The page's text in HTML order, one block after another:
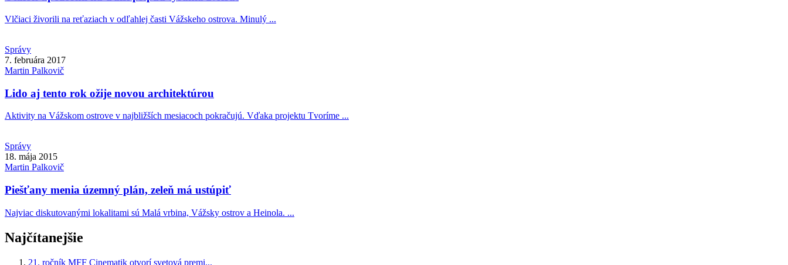
Vlčiaci živorili na reťaziach v odľahlej časti Vážskeho ostrova. Minulý ...
Správy
7. februára 2017
Martin Palkovič
Lido aj tento rok ožije novou architektúrou
Aktivity na Vážskom ostrove v najbližších mesiacoch pokračujú. Vďaka projektu Tvoríme ...
Správy
18. mája 2015
Martin Palkovič
Piešťany menia územný plán, zeleň má ustúpiť
Najviac diskutovanými lokalitami sú Malá vrbina, Vážsky ostrov a Heinola. ...
Najčítanejšie
21. ročník MFF Cinematik otvorí svetová premi...